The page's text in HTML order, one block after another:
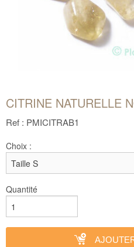
CITRINE NATURELLE
Ref : PMICITRAB1
Choix :
Quantité